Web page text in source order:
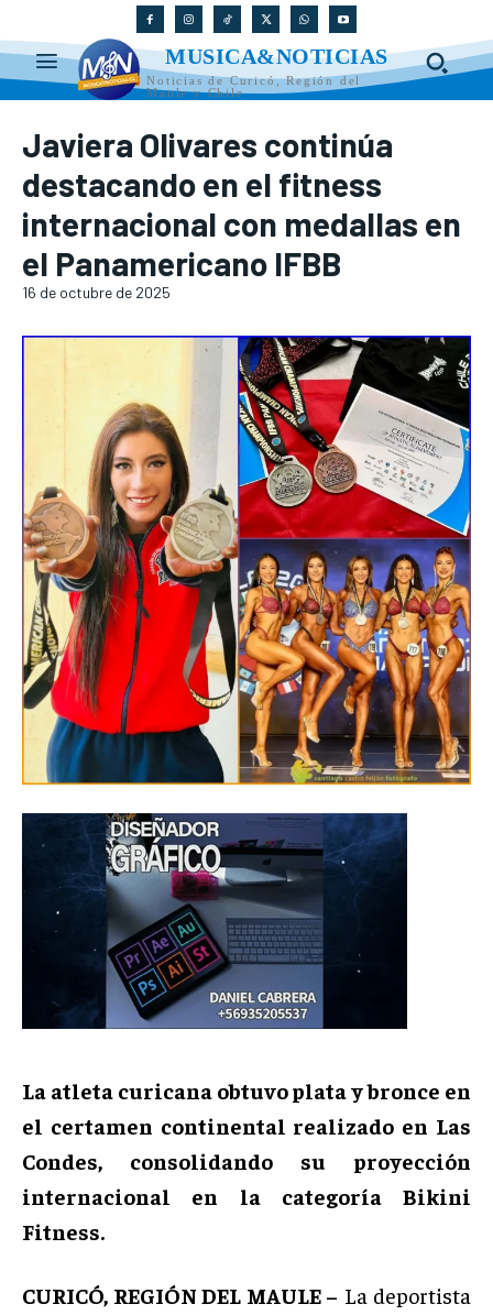
MUSICA&NOTICIAS
Noticias de Curicó, Región del
Maule y Chile
Javiera Olivares continúa
destacando en el fitness
internacional con medallas en
el Panamericano IFBB
16 de octubre de 2025
La atleta curicana obtuvo plata y bronce en
el certamen continental realizado en Las
Condes, consolidando su proyección
internacional en la categoría Bikini
Fitness.
CURICÓ, REGIÓN DEL MAULE – La deportista